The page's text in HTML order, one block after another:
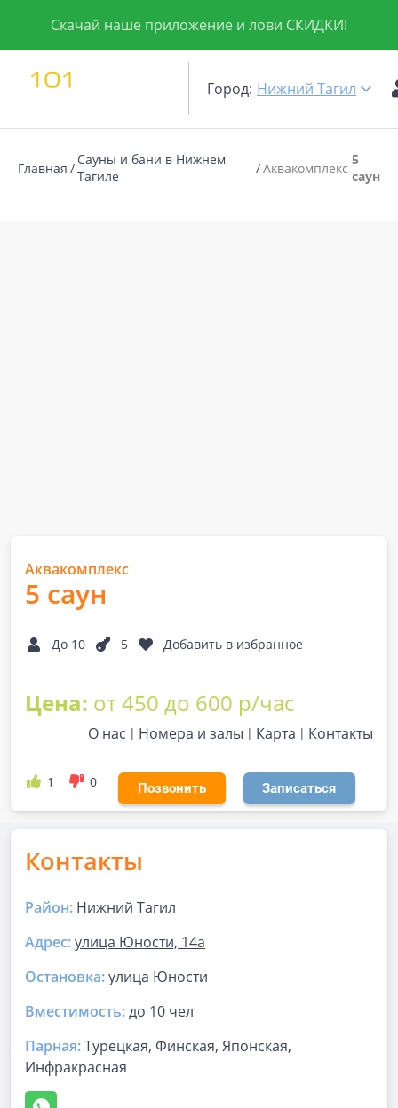
Скачай наше приложение и лови СКИДКИ!
Город: Нижний Тагил
Главная
Сауны и бани в Нижнем
Тагиле
Аквакомплекс 5
саун
Аквакомплекс
5 саун
До 10 5 Добавить в избранное
Цена: от 450 до 600 р/час
О нас Номера и залы Карта Контакты
1 0 Позвонить Записаться
Контакты
Район: Нижний Тагил
Адрес:улица Юности, 14а
Остановка:улица Юности
Вместимость:до 10 чел
Парная:Турецкая, Финская, Японская,
Инфракрасная